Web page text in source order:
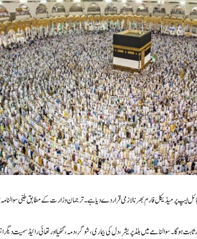
کے لیے پاک حج موبائل ایپ پر میڈیکل فارم بھرنا لازمی قرار دے دیا ہے۔ ترجمان وزارت کے مطابق طبی
ہوگا۔ سوالنامے میں بلڈ پریشر، دل کی بیماری، شوگر، دمہ، گٹھیا اور تھائی رائیڈ سمیت